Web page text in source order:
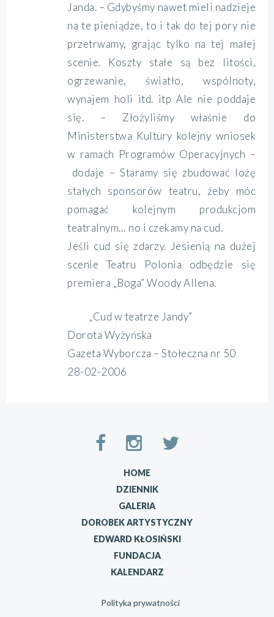
Janda. – Gdybyśmy nawet mieli nadzieje
na te pieniądze, to i tak do tej pory nie
przetrwamy, grając tylko na tej małej
scenie. Koszty stałe są bez litości,
ogrzewanie, światło, wspólnoty,
wynajem holi itd. itp Ale nie poddaje
się. – Złożyliśmy właśnie do
Ministerstwa Kultury kolejny wniosek
w ramach Programów Operacyjnych –
dodaje – Staramy się zbudować lożę
stałych sponsorów teatru, żeby móc
pomagać kolejnym produkcjom
teatralnym… no i czekamy na cud.
Jeśli cud się zdarzy. Jesienią na dużej
scenie Teatru Polonia odbędzie się
premiera „Boga” Woody Allena.
„Cud w teatrze Jandy”
Dorota Wyżyńska
Gazeta Wyborcza – Stołeczna nr 50
28-02-2006
HOME
DZIENNIK
GALERIA
DOROBEK ARTYSTYCZNY
EDWARD KŁOSIŃSKI
FUNDACJA
KALENDARZ
Polityka prywatności